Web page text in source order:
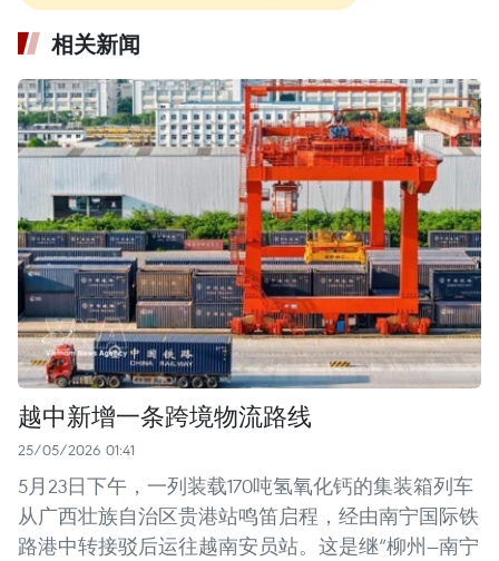
相关新闻
越中新增一条跨境物流路线
25/05/2026 01:41
5月23日下午，一列装载170吨氢氧化钙的集装箱列车
从广西壮族自治区贵港站鸣笛启程，经由南宁国际铁
路港中转接驳后运往越南安员站。这是继“柳州—南宁